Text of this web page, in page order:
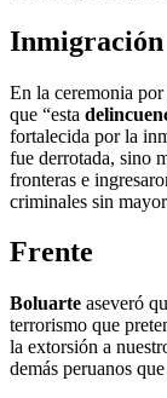
Inmigración
En la ceremonia
que “esta
fortalecida por la
fue derrotada, sino
fronteras e
criminales sin
Frente
Boluarte aseveró
terrorismo que
la extorsión a
demás peruanos